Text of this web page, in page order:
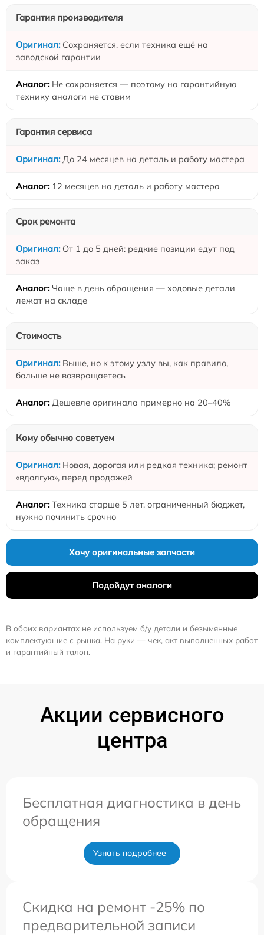
Гарантия производителя
Сохраняется, если техника ещё на
заводской гарантии
Не сохраняется — поэтому на гарантийную
технику аналоги не ставим
Гарантия сервиса
До 24 месяцев на деталь и работу мастера
12 месяцев на деталь и работу мастера
Срок ремонта
От 1 до 5 дней: редкие позиции едут под
заказ
Чаще в день обращения — ходовые детали
лежат на складе
Стоимость
Выше, но к этому узлу вы, как правило,
больше не возвращаетесь
Дешевле оригинала примерно на 20–40%
Кому обычно советуем
Новая, дорогая или редкая техника; ремонт
«вдолгую», перед продажей
Техника старше 5 лет, ограниченный бюджет,
нужно починить срочно
Хочу оригинальные запчасти
Подойдут аналоги
В обоих вариантах не используем б/у детали и безымянные
комплектующие с рынка. На руки — чек, акт выполненных работ
и гарантийный талон.
Акции сервисного
центра
Бесплатная диагностика в день
обращения
Узнать подробнее
Скидка на ремонт -25% по
предварительной записи